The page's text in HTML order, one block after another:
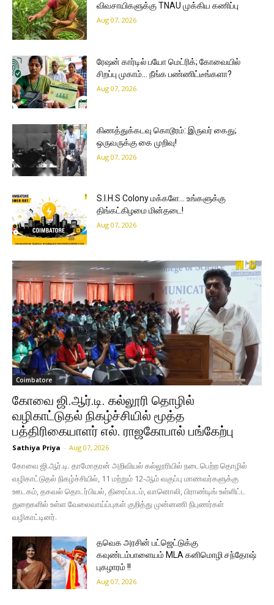
விவசாயிகளுக்கு TNAU முக்கிய கணிப்பு
Aug 07, 2026
ரேஷன் கார்டில் பயோ மெட்ரிக்; கோவையில்
சிறப்பு முகாம்… நீங்க பண்ணிட்டீங்களா?
Aug 07, 2026
கிணத்துக்கடவு கொடூரம்: இருவர் கைது;
ஒருவருக்கு கை முறிவு!
Aug 07, 2026
S.I.H.S Colony மக்களே… உங்களுக்கு
திங்கட்கிழமை மின்தடை!
Aug 07, 2026
Coimbatore
கோவை ஜி.ஆர்.டி. கல்லூரி தொழில்
வழிகாட்டுதல் நிகழ்ச்சியில் மூத்த
பத்திரிகையாளர் எல். ராஜகோபால் பங்கேற்பு
Sathiya Priya - Aug 07, 2026
கோவை ஜி.ஆர்.டி. தாமோதரன் அறிவியல் கல்லூரியில் நடைபெற்ற தொழில்
வழிகாட்டுதல் நிகழ்ச்சியில், 11 மற்றும் 12-ஆம் வகுப்பு மாணவர்களுக்கு
ஊடகம், தகவல் தொடர்பியல், திரைப்படம், வானொலி, பிராண்டிங் உள்ளிட்ட
துறைகளில் உள்ள வேலைவாய்ப்புகள் குறித்து முன்னணி நிபுணர்கள்
வழிகாட்டினர்.
தவெக அரசின் பட்ஜெட்டுக்கு
கவுண்டம்பாளையம் MLA கனிமொழி சந்தோஷ்
புகழாரம் !!
Aug 07, 2026